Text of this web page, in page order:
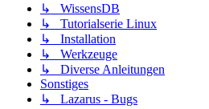
↳ WissensDB
↳ Tutorialserie Linux
↳ Installation
↳ Werkzeuge
↳ Diverse Anleitungen
Sonstiges
↳ Lazarus - Bugs